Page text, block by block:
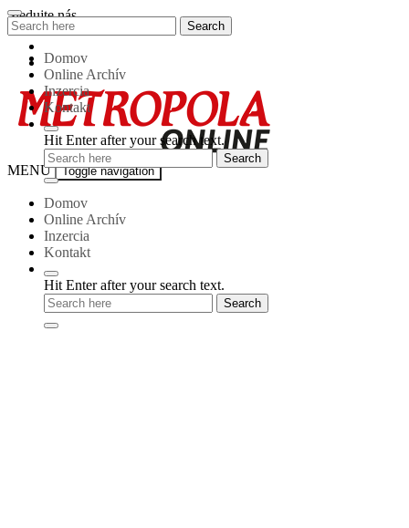
Skip
to
content
Sledujte nás
Metropola-
MENU Toggle navigation
Domov
Online Archív
Inzercia
Kontakt
Hit Enter after your search text.
Search
for:
Search
Domov
Online Archív
Inzercia
Kontakt
Hit Enter after your search text.